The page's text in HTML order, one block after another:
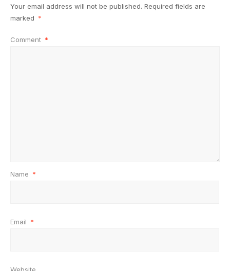
Your email address will not be published. Required fields are
marked *
Comment *
Name *
Email *